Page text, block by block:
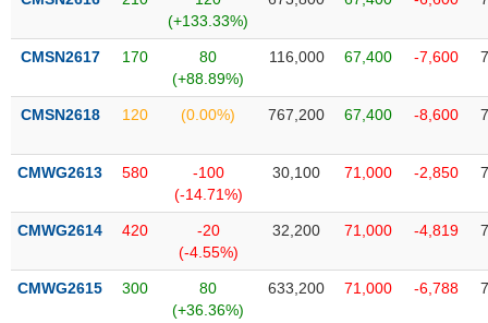
(+133.33%)
CMSN2617 170
80
(+88.89%)
116,000 67,400 -7,600
CMSN2618 120 (0.00%) 767,200 67,400 -8,600
CMWG2613 580
-100
(-14.71%)
30,100 71,000 -2,850
CMWG2614 420
-20
(-4.55%)
32,200 71,000 -4,819
CMWG2615 300
80
(+36.36%)
633,200 71,000 -6,788
SẢN
Mã
chứng
(-)
Cổ phiếu Chỉ số
đạo
(-)